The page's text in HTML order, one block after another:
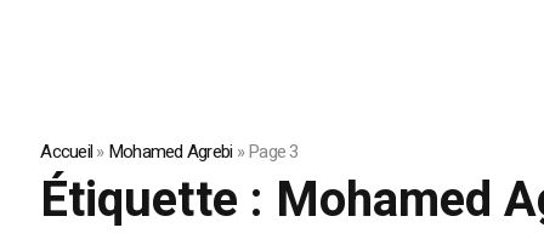
Accueil»Mohamed Agrebi »Page 3
Étiquette : Mohamed